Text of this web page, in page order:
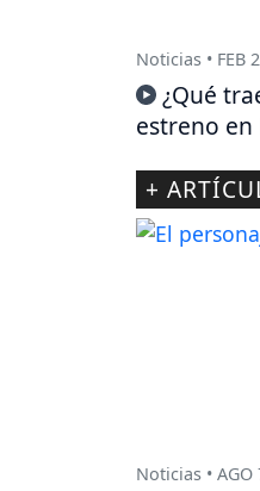
Noticias • FEB
¿Qué
estreno en
+
Noticias • AGO